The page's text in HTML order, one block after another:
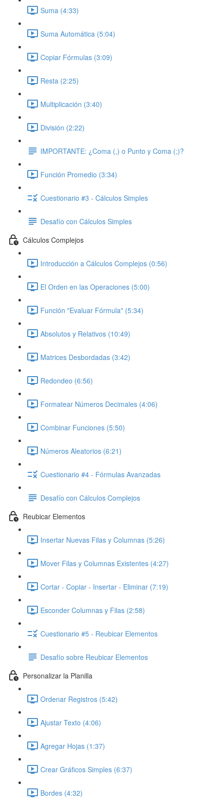
Suma (4:33)
Suma Automática (5:04)
Copiar Fórmulas (3:09)
Resta (2:25)
Multiplicación (3:40)
División (2:22)
IMPORTANTE: ¿Coma (,) o Punto y Coma (;)?
Función Promedio (3:34)
Cuestionario #3 - Cálculos Simples
Desafío con Cálculos Simples
Cálculos Complejos
Introducción a Cálculos Complejos (0:56)
El Orden en las Operaciones (5:00)
Función "Evaluar Fórmula" (5:34)
Absolutos y Relativos (10:49)
Matrices Desbordadas (3:42)
Redondeo (6:56)
Formatear Números Decimales (4:06)
Combinar Funciones (5:50)
Números Aleatorios (6:21)
Cuestionario #4 - Fórmulas Avanzadas
Desafío con Cálculos Complejos
Reubicar Elementos
Insertar Nuevas Filas y Columnas (5:26)
Mover Filas y Columnas Existentes (4:27)
Cortar - Copiar - Insertar - Eliminar (7:19)
Esconder Columnas y Filas (2:58)
Cuestionario #5 - Reubicar Elementos
Desafío sobre Reubicar Elementos
Personalizar la Planilla
Ordenar Registros (5:42)
Ajustar Texto (4:06)
Agregar Hojas (1:37)
Crear Gráficos Simples (6:37)
Bordes (4:32)